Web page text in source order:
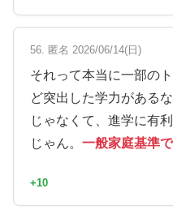
56. 匿名 2026/06/14(日)
それって本当に一部の
ど突出した学力がある
じゃなくて、進学に有
じゃん。 一般家庭基準
+10